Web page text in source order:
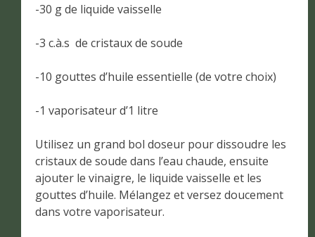
-30 g de liquide vaisselle
-3 c.à.s de cristaux de soude
-10 gouttes d’huile essentielle (de votre choix)
-1 vaporisateur d’1 litre
Utilisez un grand bol doseur pour dissoudre les
cristaux de soude dans l’eau chaude, ensuite
ajouter le vinaigre, le liquide vaisselle et les
gouttes d’huile. Mélangez et versez doucement
dans votre vaporisateur.